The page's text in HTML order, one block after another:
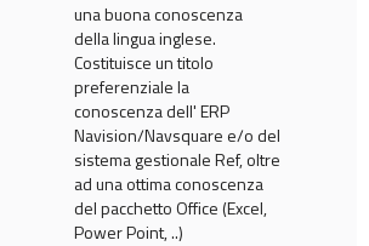
una buona conoscenza
della lingua inglese.
Costituisce un titolo
preferenziale la
conoscenza dell' ERP
Navision/Navsquare e/o del
sistema gestionale Ref, oltre
ad una ottima conoscenza
del pacchetto Office (Excel,
Power Point, ..)